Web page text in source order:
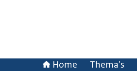
Home Thema's